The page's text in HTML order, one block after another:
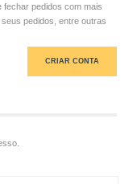
pedidos com mais
pedidos, entre outras
CRIAR CONTA